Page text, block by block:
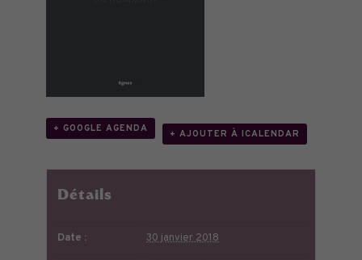
+ GOOGLE AGENDA
+ AJOUTER À ICALENDAR
Détails
Date : 30 janvier 2018